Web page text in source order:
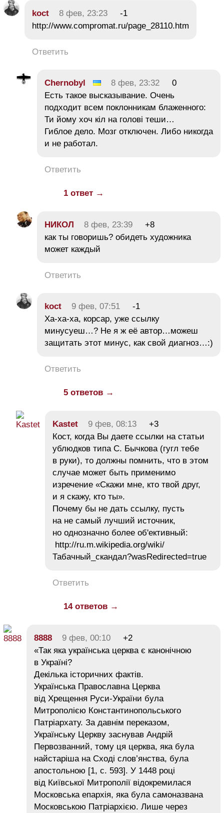
koct 8 фев, 23:23
-1
http://www.compromat.ru/page_28110.htm
Ответить
Chernobyl 8 фев, 23:32
0
Есть такое высказывание. Очень
подходит всем поклонникам блаженного:
Ти йому хоч кiл на головi теши…
Гиблое дело. Мозг отключен. Либо никогда
и не работал.
Ответить
1 ответ →
НИКОЛ 8 фев, 23:39
+8
как ты говоришь? обидеть художника
может каждый
Ответить
koct 9 фев, 07:51
-1
Ха-ха-ха, корсар, уже ссылку
минусуеш…? Не я ж её автор…можеш
защитать этот минус, как свой диагноз…:)
Ответить
5 ответов →
Kastet 9 фев, 08:13
+3
Кост, когда Вы даете ссылки на статьи
ублюдков типа С. Бычкова (гугл тебе
в руки), то должны помнить, что в этом
случае может быть применимо
изречение «Скажи мне, кто твой друг,
и я скажу, кто ты».
Почему бы не дать ссылку, пусть
на не самый лучший источник,
но однозначно более об'ективный:
http://ru.m.wikipedia.org/wiki/
Табачный_скандал?wasRedirected=true
Ответить
14 ответов →
8888 9 фев, 00:10
+2
«Так яка українська церква є канонічною
в Україні?
Декілька історичних фактів.
Українська Православна Церква
від Хрещення Руси-України була
Митрополією Константинопольського
Патріархату. За давнім переказом,
Українську Церкву заснував Андрій
Первозванний, тому ця церква, яка була
найстаріша на Сході слов’янства, була
апостольною [1, с. 593]. У 1448 році
від Київської Митрополії відокремилася
Московська епархія, яка була самоназвана
Московською Патріархією. Лише через